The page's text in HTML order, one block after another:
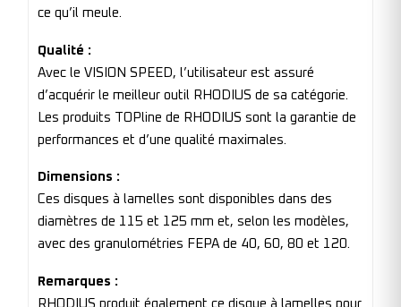
ce qu’il meule.
Qualité :
Avec le VISION SPEED, l’utilisateur est assuré
d’acquérir le meilleur outil RHODIUS de sa catégorie.
Les produits TOPline de RHODIUS sont la garantie de
performances et d’une qualité maximales.
Dimensions :
Ces disques à lamelles sont disponibles dans des
diamètres de 115 et 125 mm et, selon les modèles,
avec des granulométries FEPA de 40, 60, 80 et 120.
Remarques :
RHODIUS produit également ce disque à lamelles pour